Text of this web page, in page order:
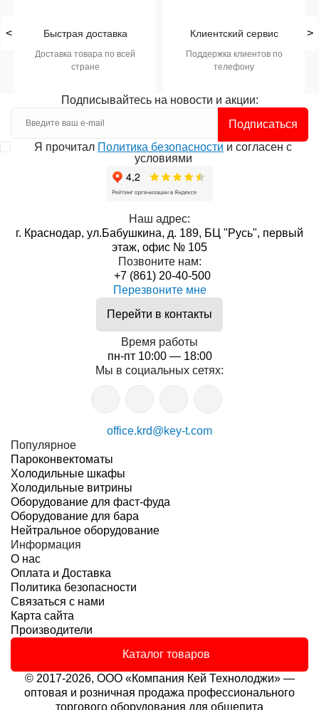
< Быстрая доставка
Доставка товара по всей
стране
Клиентский сервис
Поддержка клиентов по
телефону
>
Подписывайтесь на новости и акции:
Подписаться
Я прочитал Политика безопасности и согласен с
условиями
Наш адрес:
г. Краснодар, ул.Бабушкина, д. 189, БЦ "Русь", первый
этаж, офис № 105
Позвоните нам:
+7 (861) 20-40-500
Перезвоните мне
Перейти в контакты
Время работы
пн-пт 10:00 — 18:00
Мы в социальных сетях:
office.krd@key-t.com
Популярное
Пароконвектоматы
Холодильные шкафы
Холодильные витрины
Оборудование для фаст-фуда
Оборудование для бара
Нейтральное оборудование
Информация
О нас
Оплата и Доставка
Политика безопасности
Связаться с нами
Карта сайта
Производители
Каталог товаров
© 2017-2026, ООО «Компания Кей Технолоджи» —
оптовая и розничная продажа профессионального
торгового оборудования для общепита